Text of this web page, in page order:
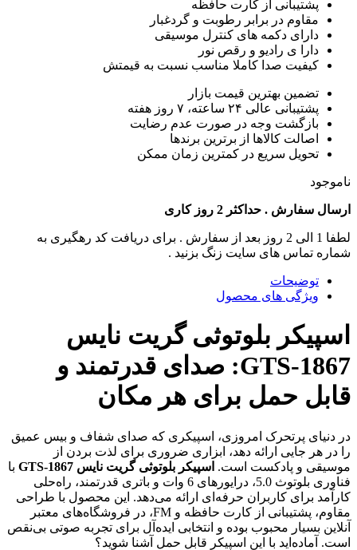
پشتیبانی از کارت حافظه
مقاوم در برابر رطوبت و گردغبار
دارای دکمه های کنترل موسیقی
دارا ی رادیو و رقص نور
کیفیت صدا کاملا مناسب نسبت به قیمتش
تضمین بهترین قیمت بازار
پشتیبانی عالی ۲۴ ساعته، ۷ روز هفته
بازگشت وجه در صورت عدم رضایت
اصالت کالاها از برترین برندها
تحویل سریع در کمترین زمان ممکن
ناموجود
ارسال سفارش . حداکثر 2 روز کاری
لطفا 1 الی 2 روز بعد از سفارش . برای دریافت کد رهگیری به
شماره تماس های سایت زنگ بزنید .
توضیحات
ویژگی های محصول
اسپیکر بلوتوثی گریت نایس
GTS-1867: صدای قدرتمند و
قابل حمل برای هر مکان
در دنیای پرتحرک امروزی، اسپیکری که صدای شفاف و بیس عمیق
را در هر جایی ارائه دهد، ابزاری ضروری برای لذت بردن از
موسیقی و پادکست است. اسپیکر بلوتوثی گریت نایس GTS-1867
با
فناوری بلوتوث 5.0، درایورهای 6 وات و باتری قدرتمند، راه‌حلی
کارآمد برای کاربران حرفه‌ای ارائه می‌دهد. این محصول با طراحی
مقاوم، پشتیبانی از کارت حافظه و FM، در فروشگاه‌های معتبر
آنلاین بسیار محبوب بوده و انتخابی ایده‌آل برای تجربه صوتی بی‌نقص
است. آماده‌اید با این اسپیکر قابل حمل آشنا شوید؟